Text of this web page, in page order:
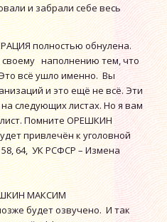
и забрали себе весь
полностью обнулена.
своему наполнению тем, что
всё ушло именно. Вы
и это ещё не всё. Эти
следующих листах. Но я вам
Помните ОРЕШКИН
привлечён к уголовной
64, УК РСФСР – Измена
МАКСИМ
будет озвучено. И так